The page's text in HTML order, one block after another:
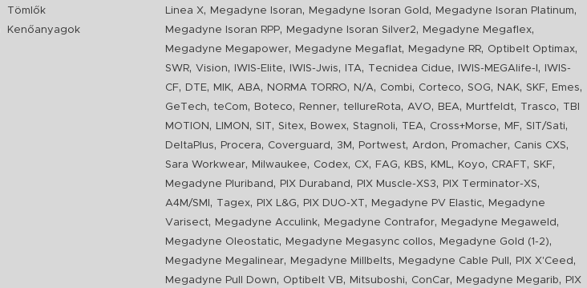
Tömlők
Kenőanyagok
Linea X, Megadyne Isoran, Megadyne Isoran Gold , Megadyne Isoran Platinum,
Megadyne Isoran RPP, Megadyne Isoran Silver2, Megadyne Megaflex,
Megadyne Megapower, Megadyne Megaflat, Megadyne RR, Optibelt Optimax,
SWR,Vision, IWIS-Elite, IWIS-Jwis, ITA, Tecnidea Cidue, IWIS-MEGAlife-I ,
IWIS-
CF, DTE, MIK, ABA, NORMA TORRO, N/A, Combi, Corteco,SOG, NAK,SKF, Emes,
GeTech, teCom, Boteco, Renner, tellureRota, AVO, BEA, Murtfeldt, Trasco, TBI
MOTION , LIMON ,SIT,Sitex, Bowex,Stagnoli, TEA, Cross+Morse, MF,SIT/Sati,
DeltaPlus, Procera, Coverguard , 3M , Portwest, Ardon, Promacher, Canis CXS,
Sara Workwear, Milwaukee, Codex, CX, FAG, KBS, KML, Koyo, CRAFT,SKF,
Megadyne Pluriband , PIX Duraband , PIX Muscle-XS3, PIX Terminator-XS,
A4M/SMI , Tagex, PIX L&G, PIX DUO-XT, Megadyne PV Elastic,
Megadyne
Varisect, Megadyne Acculink, Megadyne Contrafor, Megadyne Megaweld ,
Megadyne Oleostatic, Megadyne Megasync collos, Megadyne Gold (1-2),
Megadyne Megalinear, Megadyne Millbelts, Megadyne Cable Pull , PIX X'Ceed ,
Megadyne Pull Down, Optibelt VB, Mitsuboshi, ConCar, Megadyne Megarib, PIX